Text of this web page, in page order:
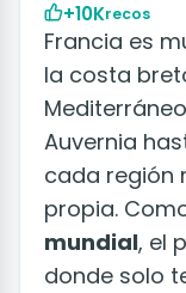
+10Krecos
Francia es
la costa
Auvernia
cada región
propia.
mundial, el
donde solo